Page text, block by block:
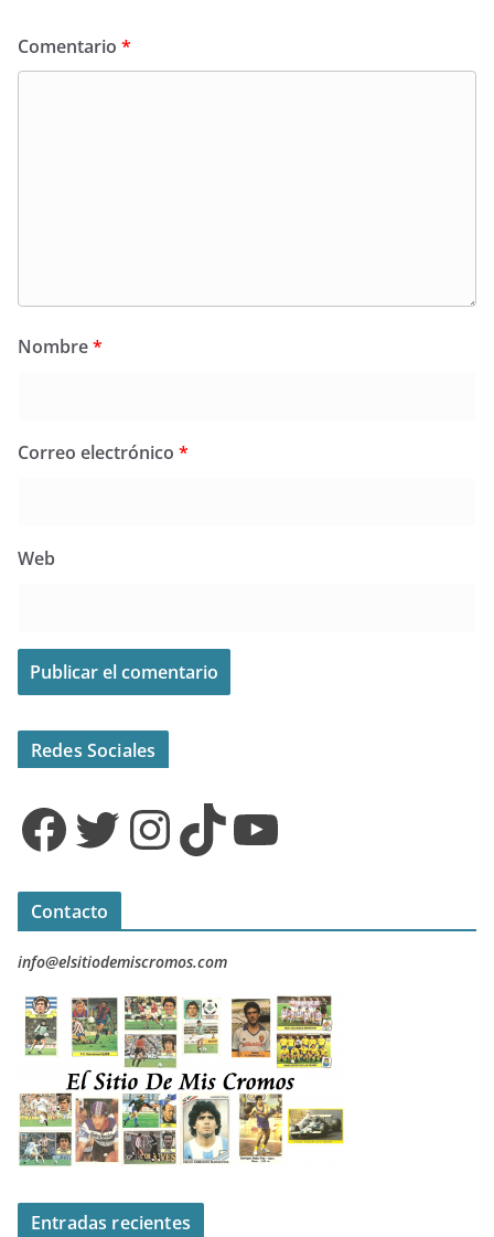
Comentario *
Nombre*
Correo electrónico *
Web
Redes Sociales
Facebook Twitter InstagramTikTok YouTube
Contacto
info@elsitiodemiscromos.com
Entradas recientes